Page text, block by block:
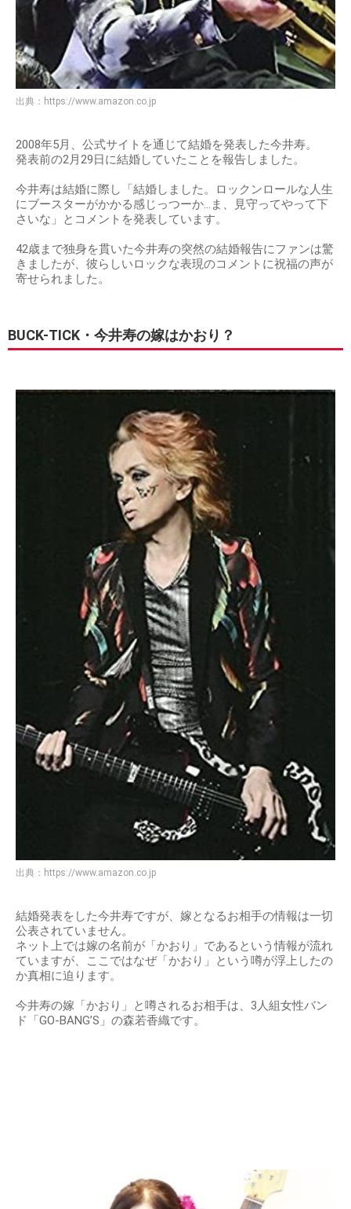
出典： https://www.amazon.co.jp
2008年5月、公式サイトを通じて結婚を発表した今井寿。
発表前の2月29日に結婚していたことを報告しました。
今井寿は結婚に際し「結婚しました。ロックンロールな人生
にブースターがかかる感じっつーか…ま、見守ってやって下
さいな」とコメントを発表しています。
42歳まで独身を貫いた今井寿の突然の結婚報告にファンは驚
きましたが、彼らしいロックな表現のコメントに祝福の声が
寄せられました。
BUCK-TICK・今井寿の嫁はかおり？
出典： https://www.amazon.co.jp
結婚発表をした今井寿ですが、嫁となるお相手の情報は一切
公表されていません。
ネット上では嫁の名前が「かおり」であるという情報が流れ
ていますが、ここではなぜ「かおり」という噂が浮上したの
か真相に迫ります。
今井寿の嫁「かおり」と噂されるお相手は、3人組女性バン
ド「GO-BANG’S」の森若香織です。